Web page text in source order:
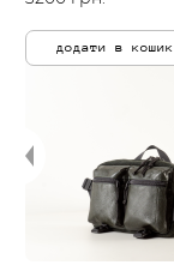
додати в кошик